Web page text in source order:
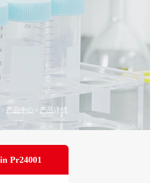
> 产品中心 > 产品详情
Pr24001